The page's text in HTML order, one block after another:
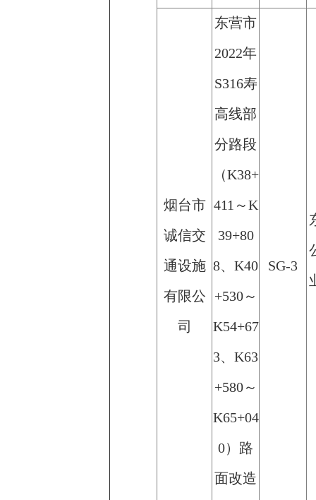
烟台市
诚信交
通设施
有限公
司
东营市
2022年
S316寿
高线部
分路段
（K38+
411～K
39+80
8、K40
+530～
K54+67
3、K63
+580～
K65+04
0）路
面改造
SG-3